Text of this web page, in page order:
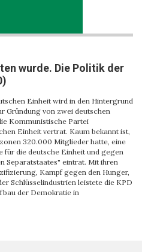
wurde. Die Politik der
Einheit wird in den Hintergrund
Gründung von zwei deutschen
Kommunistische Partei
Einheit vertrat. Kaum bekannt ist,
320.000 Mitglieder hatte, eine
für die deutsche Einheit und gegen
Separatstaates" eintrat. Mit ihren
Kampf gegen den Hunger,
Schlüsselindustrien leistete die KPD
der Demokratie in